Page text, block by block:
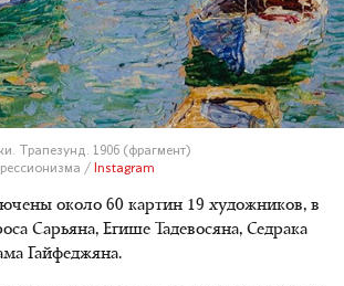
Трапезунд. 1906 (фрагмент)
/ Instagram
около 60 картин 19 художников, в
Сарьяна, Егише Тадевосяна, Седрака
Гайфеджяна.